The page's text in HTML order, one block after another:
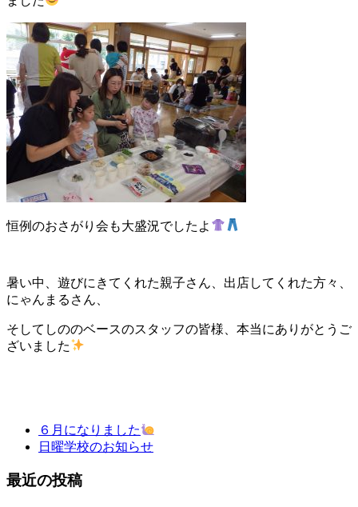
恒例のおさがり会も大盛況でしたよ
暑い中、遊びにきてくれた親子さん、出店してくれた方々、
にゃんまるさん、
そしてしののベースのスタッフの皆様、本当にありがとうご
ざいました
６月になりました
日曜学校のお知らせ
最近の投稿